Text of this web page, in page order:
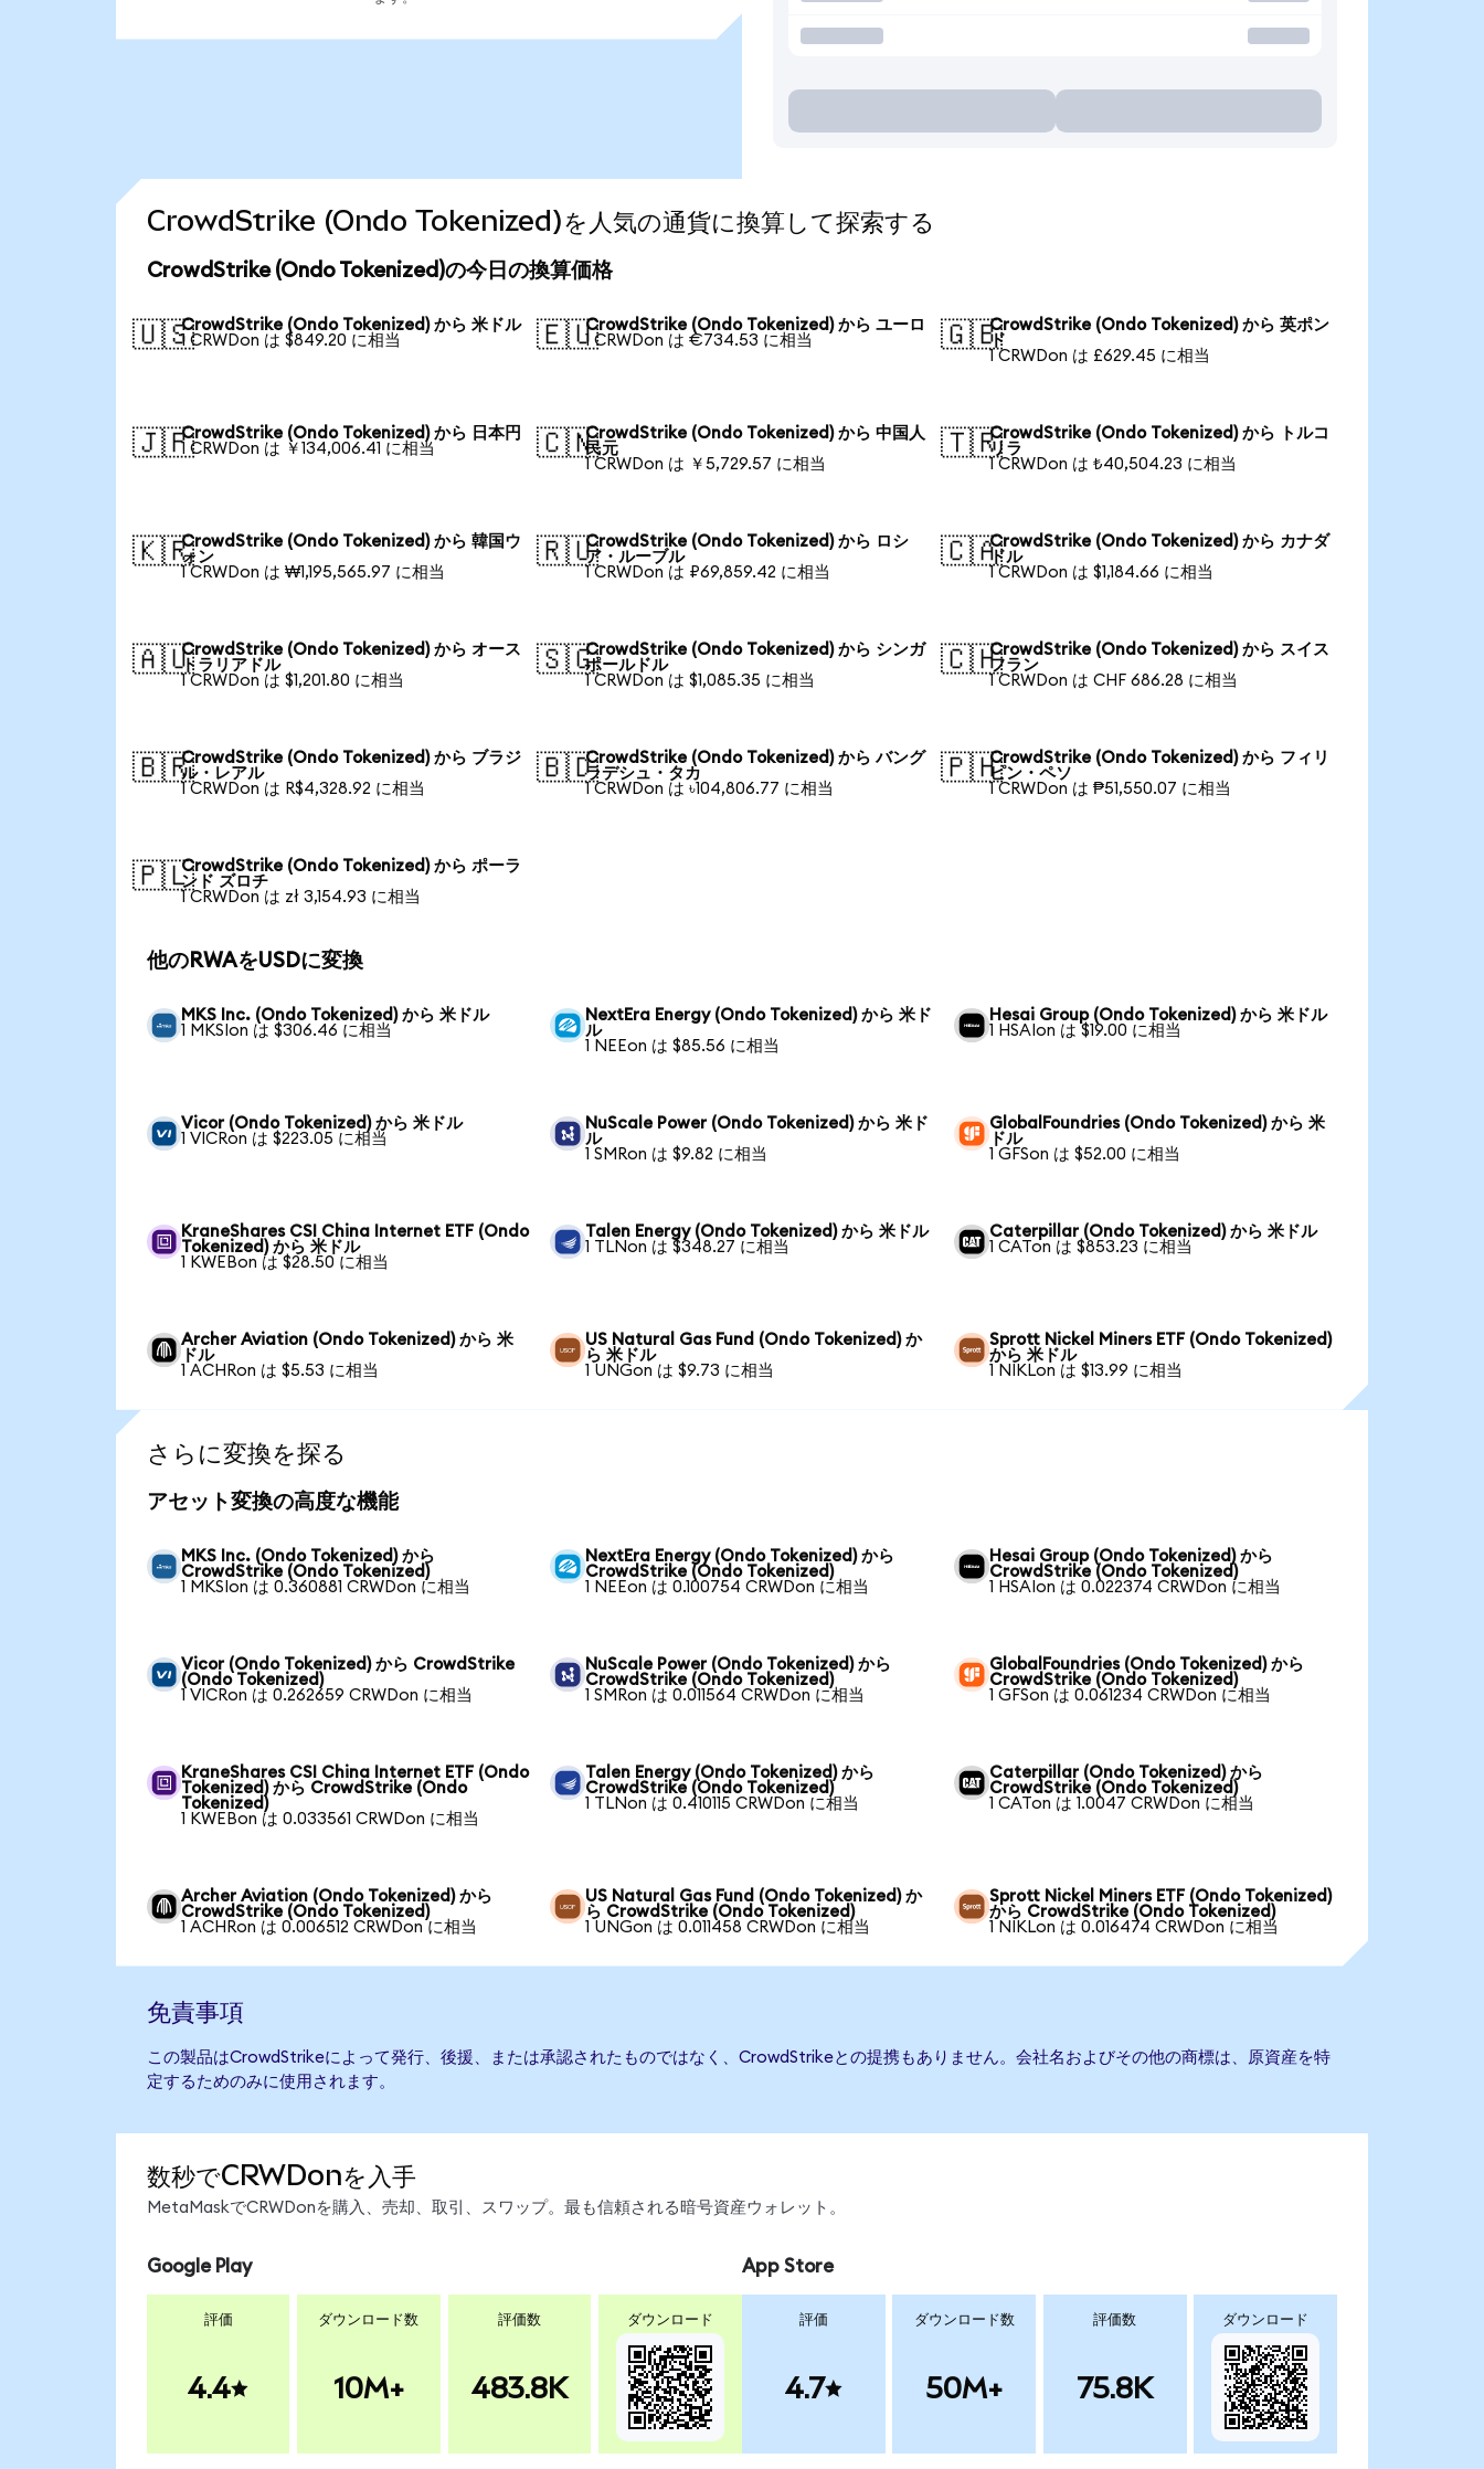
CrowdStrike (Ondo Tokenized)を人気の通貨に換算して探索する
CrowdStrike (Ondo Tokenized)の今日の換算価格
🇺🇸CrowdStrike (Ondo Tokenized) から 米ドル
1 CRWDon は $849.20 に相当
🇪🇺CrowdStrike (Ondo Tokenized) から ユーロ
1 CRWDon は €734.53 に相当
🇬🇧CrowdStrike (Ondo Tokenized) から 英ポン
ド
1 CRWDon は £629.45 に相当
🇯🇵CrowdStrike (Ondo Tokenized) から 日本円
1 CRWDon は ￥134,006.41 に相当
🇨🇳CrowdStrike (Ondo Tokenized) から 中国人
民元
1 CRWDon は ￥5,729.57 に相当
🇹🇷CrowdStrike (Ondo Tokenized) から トルコ
リラ
1 CRWDon は ₺40,504.23 に相当
🇰🇷CrowdStrike (Ondo Tokenized) から 韓国ウ
ォン
1 CRWDon は ₩1,195,565.97 に相当
🇷🇺CrowdStrike (Ondo Tokenized) から ロシ
ア・ルーブル
1 CRWDon は ₽69,859.42 に相当
🇨🇦CrowdStrike (Ondo Tokenized) から カナダ
ドル
1 CRWDon は $1,184.66 に相当
🇦🇺CrowdStrike (Ondo Tokenized) から オース
トラリアドル
1 CRWDon は $1,201.80 に相当
🇸🇬CrowdStrike (Ondo Tokenized) から シンガ
ポールドル
1 CRWDon は $1,085.35 に相当
🇨🇭CrowdStrike (Ondo Tokenized) から スイス
フラン
1 CRWDon は CHF 686.28 に相当
🇧🇷CrowdStrike (Ondo Tokenized) から ブラジ
ル・レアル
1 CRWDon は R$4,328.92 に相当
🇧🇩CrowdStrike (Ondo Tokenized) から バング
ラデシュ・タカ
1 CRWDon は ৳104,806.77 に相当
🇵🇭CrowdStrike (Ondo Tokenized) から フィリ
ピン・ペソ
1 CRWDon は ₱51,550.07 に相当
🇵🇱CrowdStrike (Ondo Tokenized) から ポーラ
ンド ズロチ
1 CRWDon は zł 3,154.93 に相当
他のRWAをUSDに変換
MKS Inc. (Ondo Tokenized) から 米ドル
1 MKSIon は $306.46 に相当
NextEra Energy (Ondo Tokenized) から 米ド
ル
1 NEEon は $85.56 に相当
Hesai Group (Ondo Tokenized) から 米ドル
1 HSAIon は $19.00 に相当
Vicor (Ondo Tokenized) から 米ドル
1 VICRon は $223.05 に相当
NuScale Power (Ondo Tokenized) から 米ド
ル
1 SMRon は $9.82 に相当
GlobalFoundries (Ondo Tokenized) から 米
ドル
1 GFSon は $52.00 に相当
KraneShares CSI China Internet ETF (Ondo
Tokenized) から 米ドル
1 KWEBon は $28.50 に相当
Talen Energy (Ondo Tokenized) から 米ドル
1 TLNon は $348.27 に相当
Caterpillar (Ondo Tokenized) から 米ドル
1 CATon は $853.23 に相当
Archer Aviation (Ondo Tokenized) から 米
ドル
1 ACHRon は $5.53 に相当
US Natural Gas Fund (Ondo Tokenized) か
ら 米ドル
1 UNGon は $9.73 に相当
Sprott Nickel Miners ETF (Ondo Tokenized)
から 米ドル
1 NIKLon は $13.99 に相当
さらに変換を探る
アセット変換の高度な機能
MKS Inc. (Ondo Tokenized) から
CrowdStrike (Ondo Tokenized)
1 MKSIon は 0.360881 CRWDon に相当
NextEra Energy (Ondo Tokenized) から
CrowdStrike (Ondo Tokenized)
1 NEEon は 0.100754 CRWDon に相当
Hesai Group (Ondo Tokenized) から
CrowdStrike (Ondo Tokenized)
1 HSAIon は 0.022374 CRWDon に相当
Vicor (Ondo Tokenized) から CrowdStrike
(Ondo Tokenized)
1 VICRon は 0.262659 CRWDon に相当
NuScale Power (Ondo Tokenized) から
CrowdStrike (Ondo Tokenized)
1 SMRon は 0.011564 CRWDon に相当
GlobalFoundries (Ondo Tokenized) から
CrowdStrike (Ondo Tokenized)
1 GFSon は 0.061234 CRWDon に相当
KraneShares CSI China Internet ETF (Ondo
Tokenized) から CrowdStrike (Ondo
Tokenized)
1 KWEBon は 0.033561 CRWDon に相当
Talen Energy (Ondo Tokenized) から
CrowdStrike (Ondo Tokenized)
1 TLNon は 0.410115 CRWDon に相当
Caterpillar (Ondo Tokenized) から
CrowdStrike (Ondo Tokenized)
1 CATon は 1.0047 CRWDon に相当
Archer Aviation (Ondo Tokenized) から
CrowdStrike (Ondo Tokenized)
1 ACHRon は 0.006512 CRWDon に相当
US Natural Gas Fund (Ondo Tokenized) か
ら CrowdStrike (Ondo Tokenized)
1 UNGon は 0.011458 CRWDon に相当
Sprott Nickel Miners ETF (Ondo Tokenized)
から CrowdStrike (Ondo Tokenized)
1 NIKLon は 0.016474 CRWDon に相当
免責事項
この製品はCrowdStrikeによって発行、後援、または承認されたものではなく、CrowdStrikeとの提携もありません。会社名およびその他の商標は、原資産を特
定するためのみに使用されます。
数秒でCRWDonを入手
MetaMaskでCRWDonを購入、売却、取引、スワップ。最も信頼される暗号資産ウォレット。
Google Play
評価
4.4
ダウンロード数
10M+
評価数
483.8K
ダウンロード
App Store
評価
4.7
ダウンロード数
50M+
評価数
75.8K
ダウンロード